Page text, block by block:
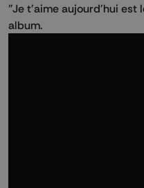
"Je t'aime aujourd'hui est
album.